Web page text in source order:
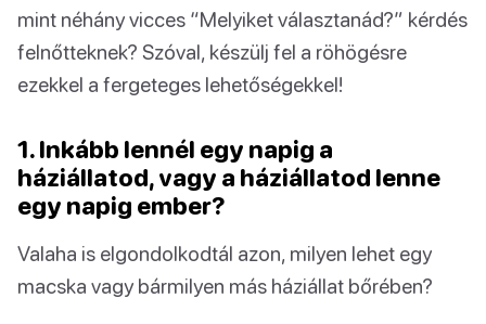
mint néhány vicces “Melyiket választanád?” kérdés
felnőtteknek? Szóval, készülj fel a röhögésre
ezekkel a fergeteges lehetőségekkel!
1. Inkább lennél egy napig a
háziállatod, vagy a háziállatod lenne
egy napig ember?
Valaha is elgondolkodtál azon, milyen lehet egy
macska vagy bármilyen más háziállat bőrében?